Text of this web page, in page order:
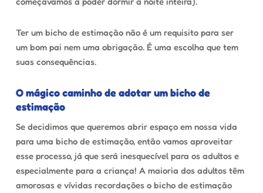
Ter um bicho de estimação não é um requisito para ser
um bom pai nem uma obrigação. É uma escolha que tem
suas consequências.
O mágico caminho de adotar um bicho de
estimação
Se decidimos que queremos abrir espaço em nossa vida
para uma bicho de estimação, então vamos aproveitar
esse processo, já que será inesquecível para os adultos e
especialmente para a criança! A maioria dos adultos têm
amorosas e vívidas recordações o bicho de estimação